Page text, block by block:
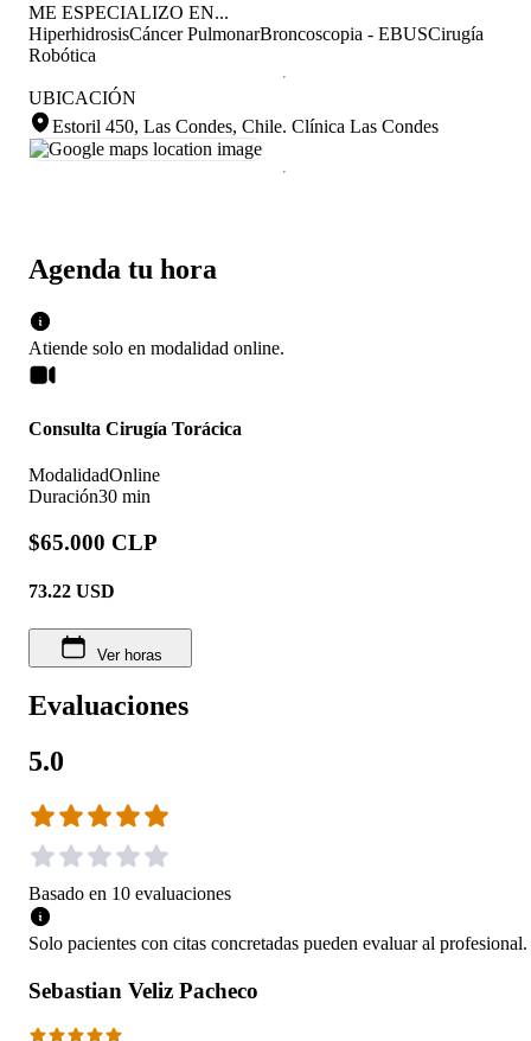
Agenda tu hora
Atiende solo en modalidad online.
Consulta Cirugía Torácica
ModalidadOnline
Duración30 min
$65.000 CLP
73.22 USD
Ver horas
Evaluaciones
5.0
Basado en 10 evaluaciones
Solo pacientes con citas concretadas pueden evaluar al profesional.
Sebastian Veliz Pacheco
ME ESPECIALIZO EN...
HiperhidrosisCáncer PulmonarBroncoscopia - EBUSCirugía
Robótica
UBICACIÓN
Estoril 450, Las Condes, Chile. Clínica Las Condes